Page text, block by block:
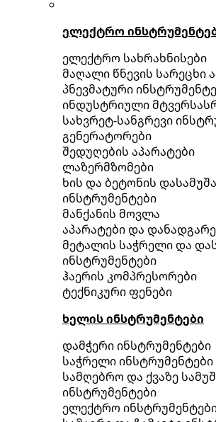
ელექტრო
ელექტრო სახრახნისები
მაღალი წნევის სარეცხი
პნევმატური
ინდუსტრიული
სახვრეტ-სანგრევი
გენერატორები
შედუღების აპარატები
ლაზერმზომები
ხის და ბეტონის
ინსტრუმენტები
მანქანის მოვლა
აპარატები და
მეტალის საჭრელი და
ინსტრუმენტები
ჰაერის კომპრესორები
ტექნიკური ფენები
ხელის ინსტრუმენტები
დამჭერი ინსტრუმენტები
საჭრელი ინსტრუმენტები
სამღებრო და ქვაზე
ინსტრუმენტები
ელექტრო